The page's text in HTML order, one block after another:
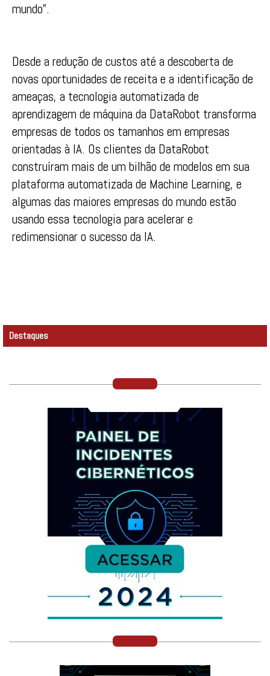
mundo”.
Desde a redução de custos até a descoberta de
novas oportunidades de receita e a identificação de
ameaças, a tecnologia automatizada de
aprendizagem de máquina da DataRobot transforma
empresas de todos os tamanhos em empresas
orientadas à IA. Os clientes da DataRobot
construíram mais de um bilhão de modelos em sua
plataforma automatizada de Machine Learning, e
algumas das maiores empresas do mundo estão
usando essa tecnologia para acelerar e
redimensionar o sucesso da IA.
Destaques